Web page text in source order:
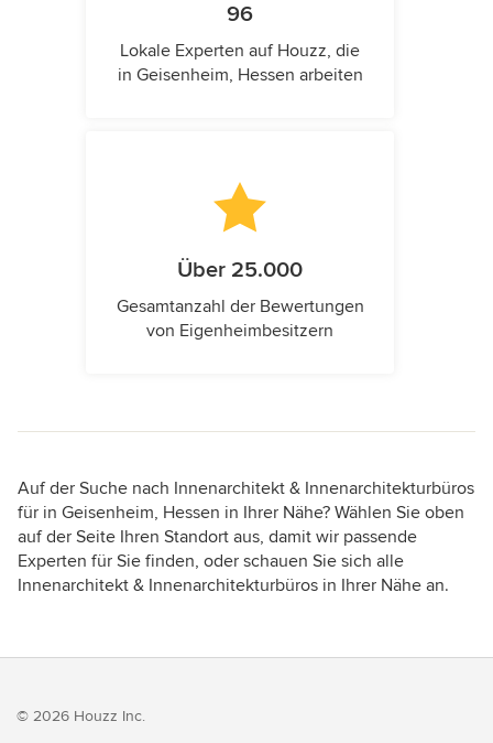
96
Lokale Experten auf Houzz, die
in Geisenheim, Hessen arbeiten
Über 25.000
Gesamtanzahl der Bewertungen
von Eigenheimbesitzern
Auf der Suche nach Innenarchitekt & Innenarchitekturbüros
für in Geisenheim, Hessen in Ihrer Nähe? Wählen Sie oben
auf der Seite Ihren Standort aus, damit wir passende
Experten für Sie finden, oder schauen Sie sich alle
Innenarchitekt & Innenarchitekturbüros in Ihrer Nähe an.
© 2026 Houzz Inc.